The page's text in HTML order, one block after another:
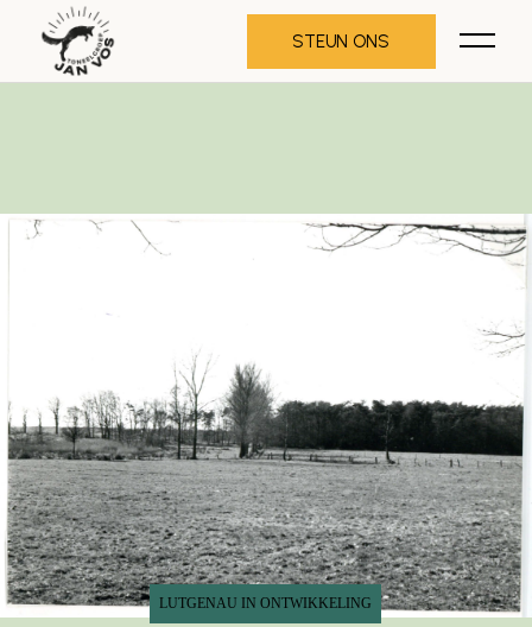
STEUN ONS
LUTGENAU IN ONTWIKKELING